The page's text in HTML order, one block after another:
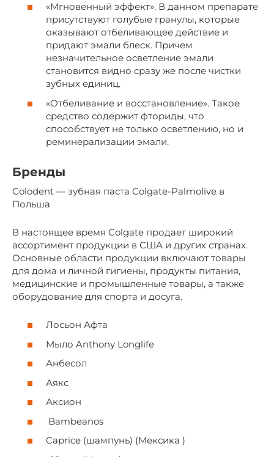
«Мгновенный эффект». В данном препарате
присутствуют голубые гранулы, которые
оказывают отбеливающее действие и
придают эмали блеск. Причем
незначительное осветление эмали
становится видно сразу же после чистки
зубных единиц.
«Отбеливание и восстановление». Такое
средство содержит фториды, что
способствует не только осветлению, но и
реминерализации эмали.
Бренды
Colodent — зубная паста Colgate-Palmolive в
Польша
В настоящее время Colgate продает широкий
ассортимент продукции в США и других странах.
Основные области продукции включают товары
для дома и личной гигиены, продукты питания,
медицинские и промышленные товары, а также
оборудование для спорта и досуга.
Лосьон Афта
Мыло Anthony Longlife
Анбесол
Аякс
Аксион
Bambeanos
Caprice (шампунь) (Мексика )